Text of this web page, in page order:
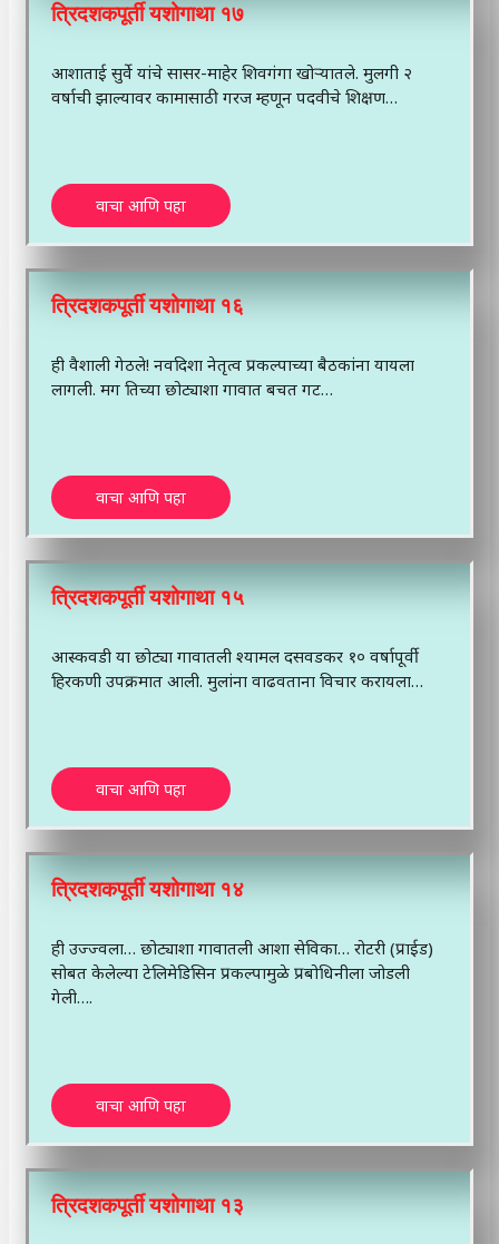
त्रिदशकपूर्ती यशोगाथा १७
आशाताई सुर्वे यांचे सासर-माहेर शिवगंगा खोऱ्यातले. मुलगी २
वर्षाची झाल्यावर कामासाठी गरज म्हणून पदवीचे शिक्षण…
वाचा आणि पहा
त्रिदशकपूर्ती यशोगाथा १६
ही वैशाली गेठले! नवदिशा नेतृत्व प्रकल्पाच्या बैठकांना यायला
लागली. मग तिच्या छोट्याशा गावात बचत गट…
वाचा आणि पहा
त्रिदशकपूर्ती यशोगाथा १५
आस्कवडी या छोट्या गावातली श्यामल दसवडकर १० वर्षापूर्वी
हिरकणी उपक्रमात आली. मुलांना वाढवताना विचार करायला…
वाचा आणि पहा
त्रिदशकपूर्ती यशोगाथा १४
ही उज्ज्वला… छोट्याशा गावातली आशा सेविका… रोटरी (प्राईड)
सोबत केलेल्या टेलिमेडिसिन प्रकल्पामुळे प्रबोधिनीला जोडली
गेली….
वाचा आणि पहा
त्रिदशकपूर्ती यशोगाथा १३